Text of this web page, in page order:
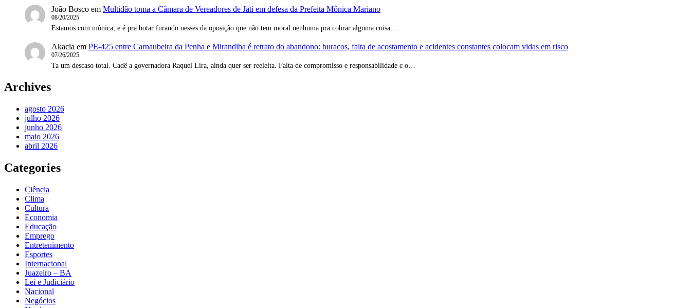
João Bosco em Multidão toma a Câmara de Vereadores de Jatí em defesa da Prefeita Mônica Mariano
08/20/2025
Estamos com mônica, e é pra botar furando nesses da oposição que não tem moral nenhuma pra cobrar alguma coisa…
Akacia em PE-425 entre Carnaubeira da Penha e Mirandiba é retrato do abandono: buracos, falta de acostamento e acidentes constantes colocam vidas em risco
07/26/2025
Ta um descaso total. Cadê a governadora Raquel Lira, ainda quer ser reeleita. Falta de compromisso e responsabilidade c o…
Archives
agosto 2026
julho 2026
junho 2026
maio 2026
abril 2026
Categories
Ciência
Clima
Cultura
Economia
Educação
Emprego
Entretenimento
Esportes
Internacional
Juazeiro – BA
Lei e Judiciário
Nacional
Negócios